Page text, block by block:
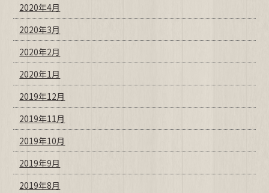
2020年4月
2020年3月
2020年2月
2020年1月
2019年12月
2019年11月
2019年10月
2019年9月
2019年8月